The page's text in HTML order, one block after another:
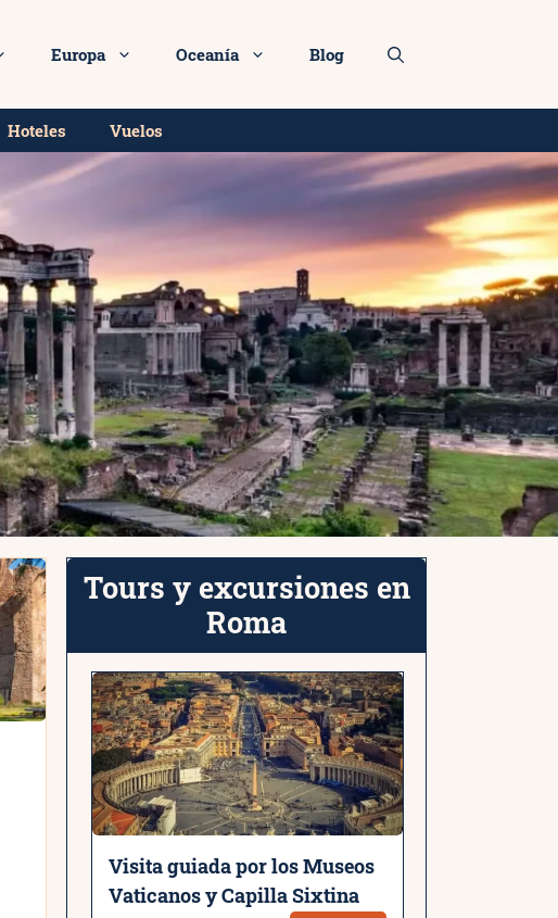
Europa Oceanía Blog
Hoteles Vuelos
Tours y excursiones en
Roma
Visita guiada por los Museos
Vaticanos y Capilla Sixtina